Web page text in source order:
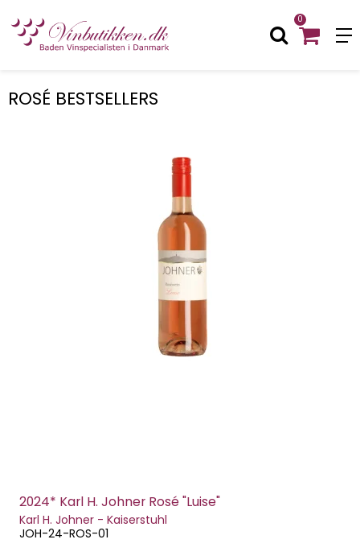
0
ROSÉ BESTSELLERS
2024* Karl H. Johner Rosé "Luise"
Karl H. Johner - Kaiserstuhl
JOH-24-ROS-01